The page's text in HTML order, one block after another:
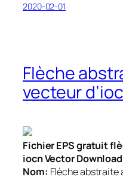
2020-02-01
Flèche
vecteur
Fichier EPS gratuit
iocn Vector Download
Nom: Flèche abstraite